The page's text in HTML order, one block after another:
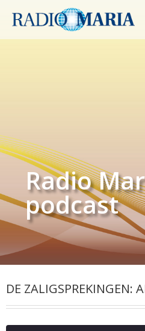
Radio
podcast
DE ZALIGSPREKINGEN: